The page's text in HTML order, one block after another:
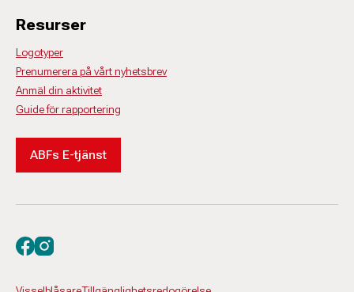
Resurser
Logotyper
Prenumerera på vårt nyhetsbrev
Anmäl din aktivitet
Guide för rapportering
ABFs E-tjänst
Besök oss på facebook
Besök oss på instagram